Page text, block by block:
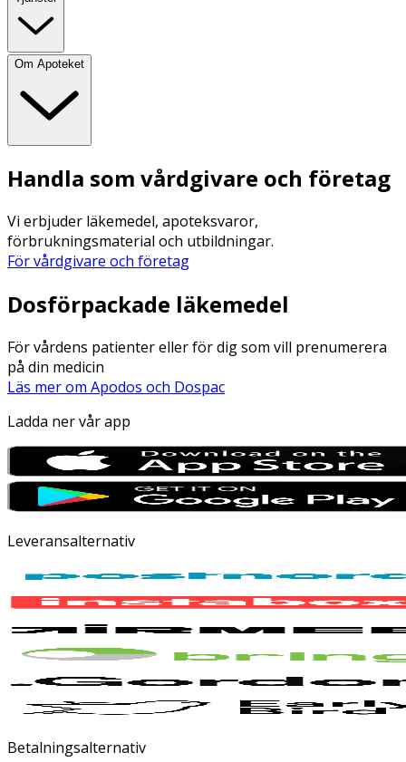
Om Apoteket
Handla som vårdgivare och företag
Vi erbjuder läkemedel, apoteksvaror,
förbrukningsmaterial och utbildningar.
För vårdgivare och företag
Dosförpackade läkemedel
För vårdens patienter eller för dig som vill prenumerera
på din medicin
Läs mer om Apodos och Dospac
Ladda ner vår app
Leveransalternativ
Betalningsalternativ